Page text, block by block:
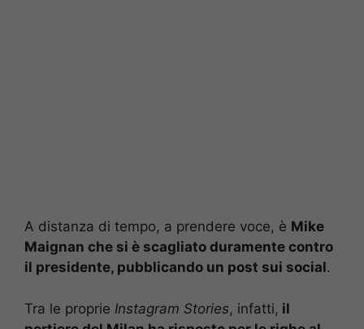
A distanza di tempo, a prendere voce, è Mike
Maignan che si è scagliato duramente contro
il presidente, pubblicando un post sui social.
Tra le proprie Instagram Stories, infatti, il